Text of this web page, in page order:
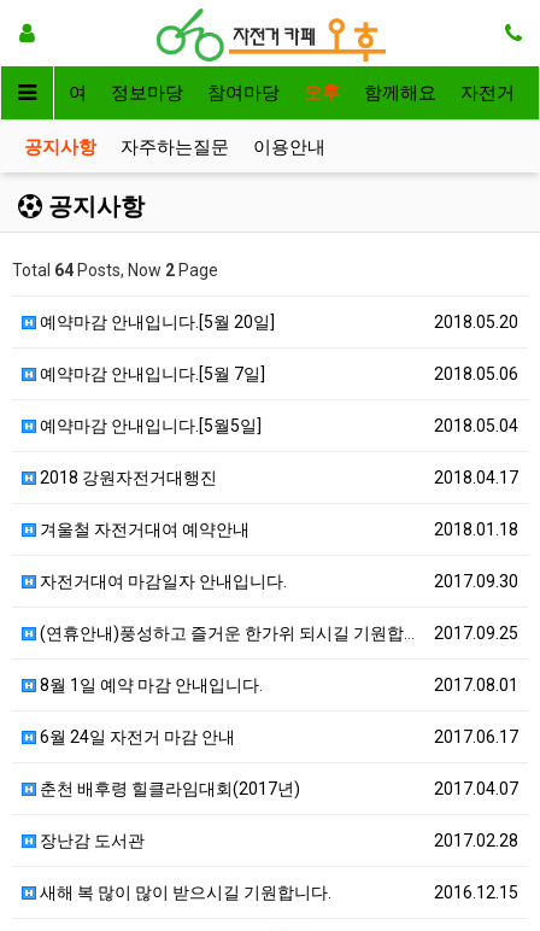
전거대여 정보마당 참여마당 오후 함께해요 자전거
공지사항 자주하는질문 이용안내
공지사항
Total 64 Posts, Now 2 Page
2018.05.20
예약마감 안내입니다.[5월 20일]
2018.05.06
예약마감 안내입니다.[5월 7일]
2018.05.04
예약마감 안내입니다.[5월5일]
2018.04.17
2018 강원자전거대행진
2018.01.18
겨울철 자전거대여 예약안내
2017.09.30
자전거대여 마감일자 안내입니다.
2017.09.25
(연휴안내)풍성하고 즐거운 한가위 되시길 기원합니다.
2017.08.01
8월 1일 예약 마감 안내입니다.
2017.06.17
6월 24일 자전거 마감 안내
2017.04.07
춘천 배후령 힐클라임대회(2017년)
2017.02.28
장난감 도서관
2016.12.15
새해 복 많이 많이 받으시길 기원합니다.